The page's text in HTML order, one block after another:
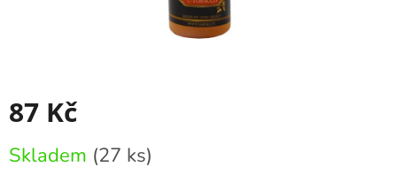
87 Kč
cena:
Skladem (27 ks)